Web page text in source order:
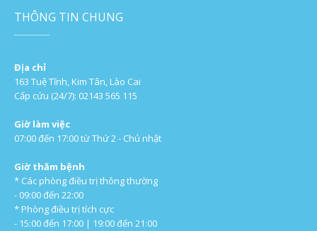
THÔNG TIN CHUNG
Địa chỉ
163 Tuệ Tĩnh, Kim Tân, Lào Cai
Cấp cứu (24/7): 02143 565 115
Giờ làm việc
07:00 đến 17:00 từ Thứ 2 - Chủ nhật
Giờ thăm bệnh
* Các phòng điều trị thông thường
- 09:00 đến 22:00
* Phòng điều trị tích cực
- 15:00 đến 17:00 | 19:00 đến 21:00